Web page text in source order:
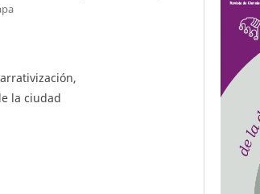
la ciudad